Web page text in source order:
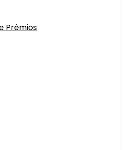
Prêmios